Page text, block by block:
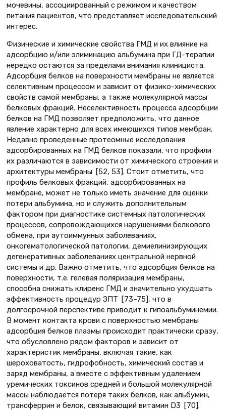
мочевины, ассоциированный с режимом и качеством
питания пациентов, что представляет исследовательский
интерес.
Физические и химические свойства ГМД и их влияние на
адсорбцию и/или элиминацию альбумина при ГД-терапии
нередко остаются за пределами внимания клинициста.
Адсорбция белков на поверхности мембраны не является
селективным процессом и зависит от физико-химических
свойств самой мембраны, а также молекулярной массы
белковых фракций. Неселективность процесса адсорбции
белков на ГМД позволяет предположить, что данное
явление характерно для всех имеющихся типов мембран.
Недавно проведенные протеомные исследования
адсорбированных на ГМД белков показали, что профили
их различаются в зависимости от химического строения и
архитектуры мембраны [52, 53]. Стоит отметить, что
профиль белковых фракций, адсорбированных на
мембране, может не только иметь значение для оценки
потери альбумина, но и служить дополнительным
фактором при диагностике системных патологических
процессов, сопровождающихся нарушениями белкового
обмена, при аутоиммунных заболеваниях,
онкогематологической патологии, демиелинизирующих
дегенеративных заболеваниях центральной нервной
системы и др. Важно отметить, что адсорбция белков на
поверхности, т.е. гелевая поляризация мембраны,
способна снижать клиренс ГМД и значительно ухудшать
эффективность процедур ЗПТ [73–75], что в
долгосрочной перспективе приводит к гипоальбуминемии.
В момент контакта крови с поверхностью мембраны
адсорбция белков плазмы происходит практически сразу,
что обусловлено рядом факторов и зависит от
характеристик мембраны, включая такие, как
шероховатость, гидрофобность, химический состав и
заряд мембраны, а вместе с эффективным удалением
уремических токсинов средней и большой молекулярной
массы наблюдается потеря таких белков, как альбумин,
трансферрин и белок, связывающий витамин D3 [70].